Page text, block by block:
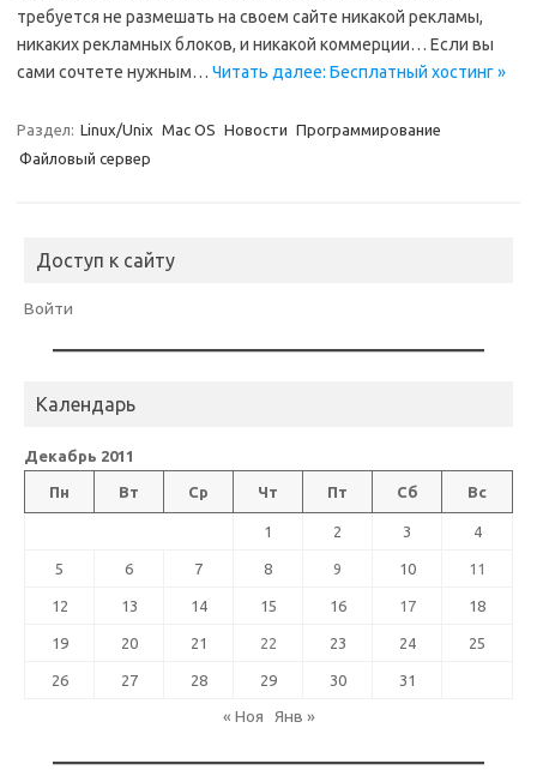
требуется не размешать на своем сайте никакой рекламы,
никаких рекламных блоков, и никакой коммерции… Если вы
сами сочтете нужным… Читать далее: Бесплатный хостинг »
Раздел: Linux/Unix Mac OS Новости Программирование
Файловый сервер
Доступ к сайту
Войти
Календарь
Декабрь 2011
Пн Вт Ср Чт Пт Сб Вс
1 2 3 4
5 6 7 8 9 10 11
12 13 14 15 16 17 18
19 20 21 22 23 24 25
26 27 28 29 30 31
« Ноя Янв »